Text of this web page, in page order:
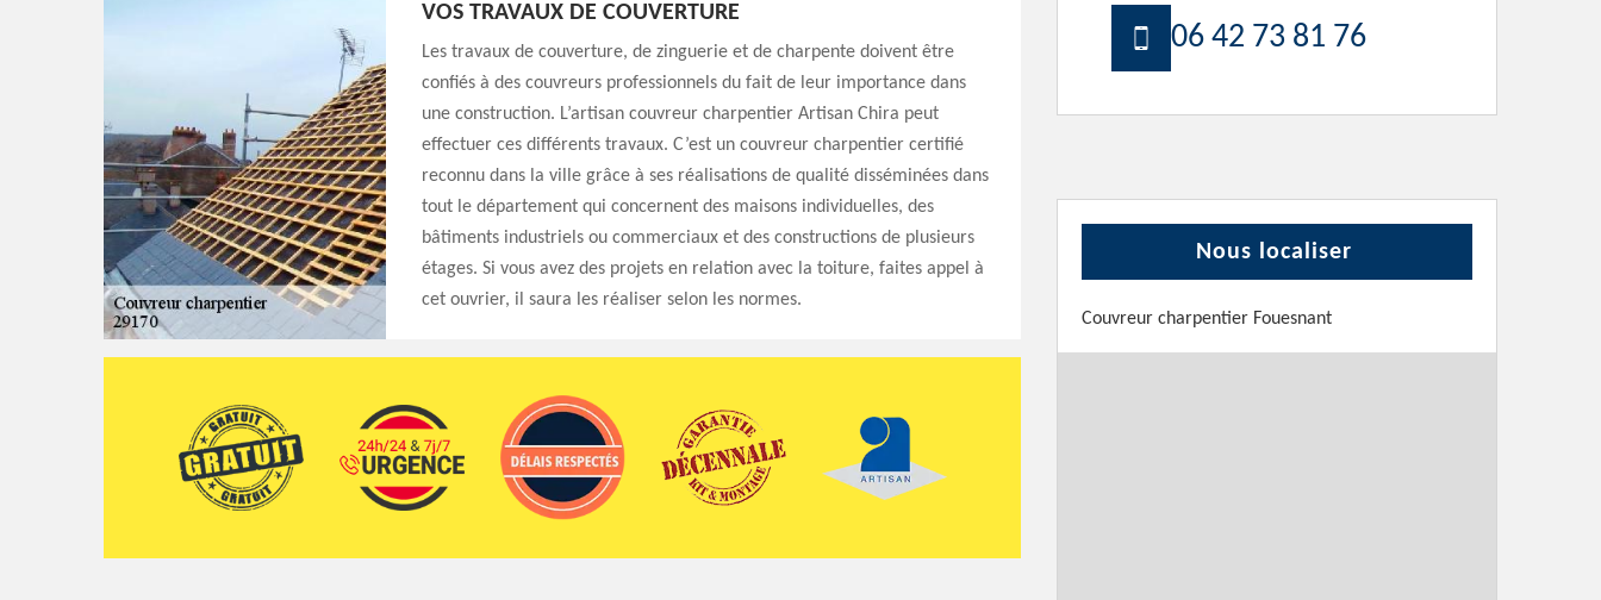
VOS TRAVAUX DE COUVERTURE
Les travaux de couverture, de zinguerie et de charpente doivent être
confiés à des couvreurs professionnels du fait de leur importance dans
une construction. L’artisan couvreur charpentier Artisan Chira peut
effectuer ces différents travaux. C’est un couvreur charpentier certifié
reconnu dans la ville grâce à ses réalisations de qualité disséminées dans
tout le département qui concernent des maisons individuelles, des
bâtiments industriels ou commerciaux et des constructions de plusieurs
étages. Si vous avez des projets en relation avec la toiture, faites appel à
cet ouvrier, il saura les réaliser selon les normes.
06 42 73 81 76
Nous localiser
Couvreur charpentier Fouesnant